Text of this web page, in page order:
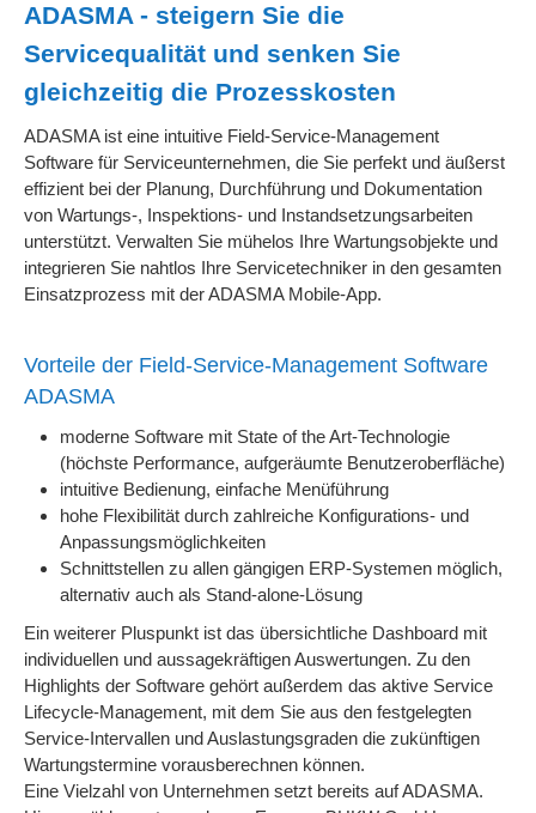
ADASMA - steigern Sie die
Servicequalität und senken Sie
gleichzeitig die Prozesskosten
ADASMA ist eine intuitive Field-Service-Management
Software für Serviceunternehmen, die Sie perfekt und äußerst
effizient bei der Planung, Durchführung und Dokumentation
von Wartungs-, Inspektions- und Instandsetzungs­arbeiten
unterstützt. Verwalten Sie mühelos Ihre Wartungsobjekte und
integrieren Sie nahtlos Ihre Servicetechniker in den gesamten
Einsatzprozess mit der ADASMA Mobile-App.
Vorteile der Field-Service-Management Software
ADASMA
moderne Software mit State of the Art-Technologie
(höchste Performance, aufgeräumte Benutzeroberfläche)
intuitive Bedienung, einfache Menüführung
hohe Flexibilität durch zahlreiche Konfigurations- und
Anpassungsmöglichkeiten
Schnittstellen zu allen gängigen ERP-Systemen möglich,
alternativ auch als Stand-alone-Lösung
Ein weiterer Pluspunkt ist das übersichtliche Dashboard mit
individuellen und aussagekräftigen Auswertungen. Zu den
Highlights der Software gehört außerdem das aktive Service
Lifecycle-Management, mit dem Sie aus den festgelegten
Service-Intervallen und Auslastungsgraden die zukünftigen
Wartungstermine vorausberechnen können.
Eine Vielzahl von Unternehmen setzt bereits auf ADASMA.